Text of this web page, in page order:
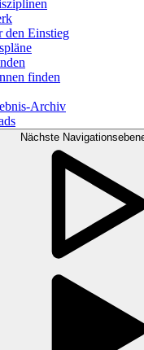
den Einstieg
finden
Archiv
Nächste